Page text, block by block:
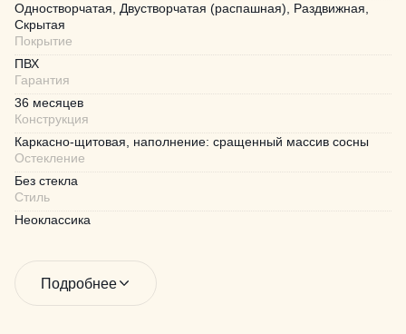
Одностворчатая, Двустворчатая (распашная), Раздвижная,
Скрытая
Покрытие
ПВХ
Гарантия
36 месяцев
Конструкция
Каркасно-щитовая, наполнение: сращенный массив сосны
Остекление
Без стекла
Стиль
Неоклассика
Подробнее